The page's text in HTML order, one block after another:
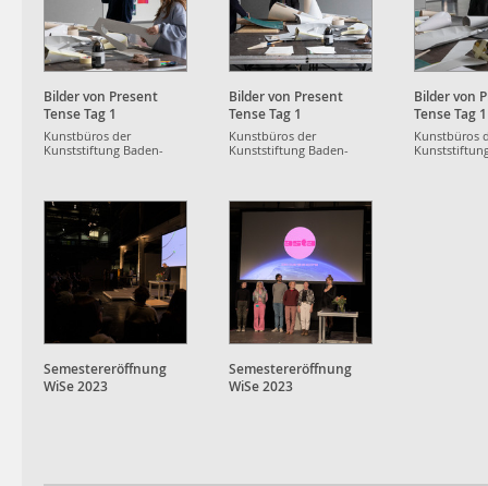
Bilder von Present
Tense Tag 1
Kunstbüros der
Kunststiftung Baden-
Bilder von Present
Tense Tag 1
Kunstbüros der
Kunststiftung Baden-
Bilder von
Tense Tag 1
Kunstbüros
Semestereröffnung
WiSe 2023
Semestereröffnung
WiSe 2023